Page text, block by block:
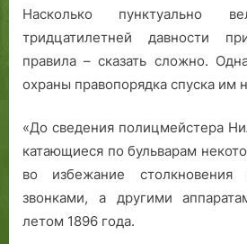
Насколько пунктуально
тридцатилетней давности
правила – сказать сложно.
охраны правопорядка спуска им
«До сведения полицмейстера
катающиеся по бульварам
во избежание
звонками, а другими
летом 1896 года.